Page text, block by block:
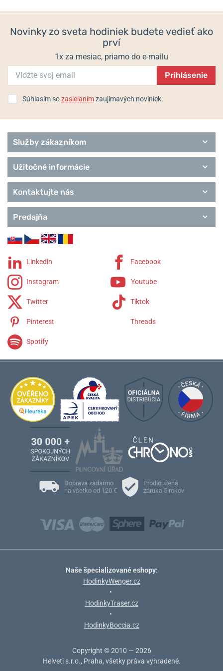
Informácie o výrobcovi:Tissot SA, Chemin des tourelles 17, 2400 Le
Locle, Švajčiarsko / info@tissot.ch
Populárne modelové rady Tissot
Touch Collection
T-Sport
Heritage
T-Lady
T-Pocket
Remienky Tissot
650 € 330 €
Novinky zo sveta hodiniek budete vedieť ako
prví
1x za mesiac, priamo do e-mailu
Prihlásenie
Súhlasím sozasielanímzaujímavých noviniek.
Služby zákazníkom
Užitočné informácie
Kontaktujte nás
Predajňa
Linkedin Facebook
Instagram Youtube
Twitter Tiktok
Pinterest Threads
Spotify
Doprava zadarmo
na všetko od 120 €
Prodloužená
záruka 5 rokov
Naše špecializované eshopy:
HodinkyWenger.cz
•
HodinkyTraser.cz
•
HodinkyBoccia.cz
Copyright © 2010 — 2026
Helveti s.r.o., Praha, všetky práva vyhradené.